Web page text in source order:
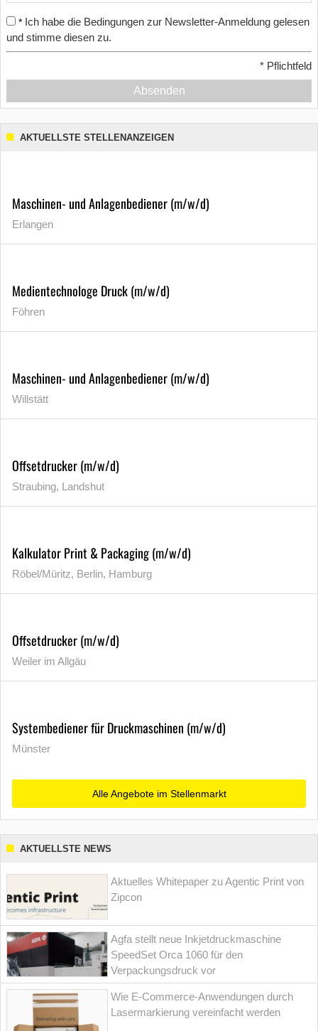
* Ich habe die Bedingungen zur Newsletter-Anmeldung gelesen
und stimme diesen zu.
* Pflichtfeld
Absenden
AKTUELLSTE STELLENANZEIGEN
Maschinen- und Anlagenbediener (m/w/d)
Erlangen
Medientechnologe Druck (m/w/d)
Föhren
Maschinen- und Anlagenbediener (m/w/d)
Willstätt
Offsetdrucker (m/w/d)
Straubing, Landshut
Kalkulator Print & Packaging (m/w/d)
Röbel/Müritz, Berlin, Hamburg
Offsetdrucker (m/w/d)
Weiler im Allgäu
Systembediener für Druckmaschinen (m/w/d)
Münster
Alle Angebote im Stellenmarkt
AKTUELLSTE NEWS
Aktuelles Whitepaper zu Agentic Print von
Zipcon
Agfa stellt neue Inkjetdruckmaschine
SpeedSet Orca 1060 für den
Verpackungsdruck vor
Wie E-Commerce-Anwendungen durch
Lasermarkierung vereinfacht werden